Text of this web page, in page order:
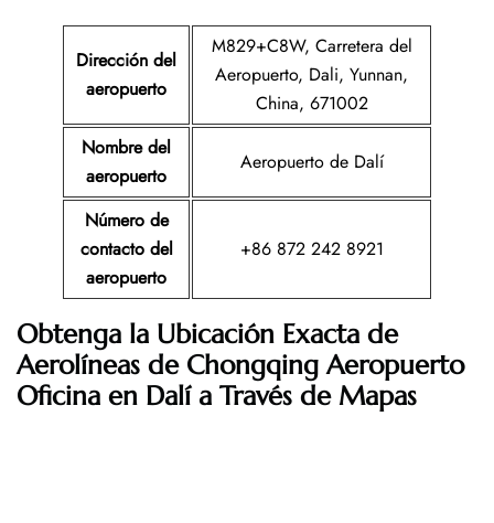
Dirección del
aeropuerto
M829+C8W, Carretera del
Aeropuerto, Dali, Yunnan,
China, 671002
Nombre del
aeropuerto
Aeropuerto de Dalí
Número de
contacto del
aeropuerto
+86 872 242 8921
Obtenga la Ubicación Exacta de
Aerolíneas de Chongqing Aeropuerto
Oficina en Dalí a Través de Mapas